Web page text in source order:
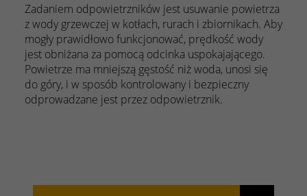
Zadaniem odpowietrzników jest usuwanie powietrza
z wody grzewczej w kotłach, rurach i zbiornikach. Aby
mogły prawidłowo funkcjonować, prędkość wody
jest obniżana za pomocą odcinka uspokajającego.
Powietrze ma mniejszą gęstość niż woda, unosi się
do góry, i w sposób kontrolowany i bezpieczny
odprowadzane jest przez odpowietrznik.